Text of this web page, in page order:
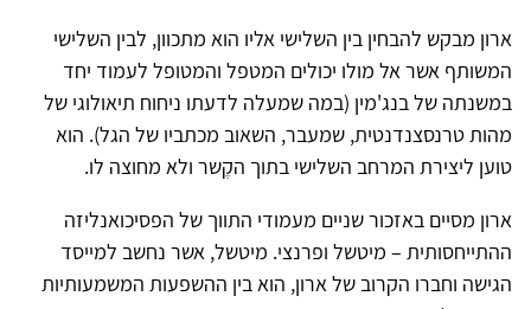
ארון מבקש להבחין בין השלישי אליו הוא מתכוון, לבין השלישי
המשותף אשר אל מולו יכולים המטפל והמטופל לעמוד יחד
במשנתה של בנג'מין (במה שמעלה לדעתו ניחוח תיאולוגי של
מהות טרנסצנדנטית, שמעבר, השאוב מכתביו של הגל). הוא
טוען ליצירת המרחב השלישי בתוך הקֶשר ולא מחוצה לו.
ארון מסיים באזכור שניים מעמודי התווך של הפסיכואנליזה
ההתייחסותית – מיטשל ופרנצי. מיטשל, אשר נחשב למייסד
הגישה וחברו הקרוב של ארון, הוא בין ההשפעות המשמעותיות